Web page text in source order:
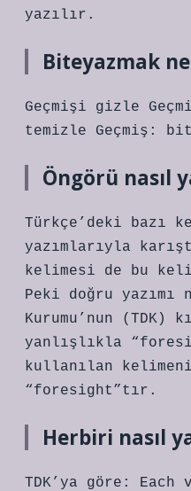
yazılır.
Biteyazmak
Geçmişi gizle
temizle Geçmiş:
Öngörü nasıl
Türkçe’deki bazı
yazımlarıyla
kelimesi de bu
Peki doğru
Kurumu’nun (TDK)
yanlışlıkla
kullanılan
“foresight”tır.
Herbiri nasıl
TDK’ya göre: Each